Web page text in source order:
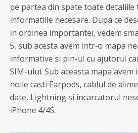
pe partea din spate toate detaliile
informatiile necesare. Dupa ce
in ordinea importantei, vedem
5, sub acesta avem intr-o mapa
informative si pin-ul cu ajutorul
SIM-ului. Sub aceasta mapa
noile casti Earpods, cablul de
date, Lightning si incarcatorul
iPhone 4/4S.